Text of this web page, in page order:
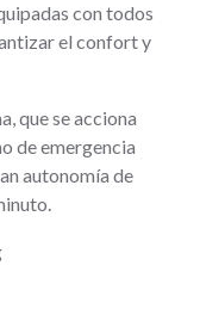
con todos
el confort y
que se acciona
de emergencia
autonomía de